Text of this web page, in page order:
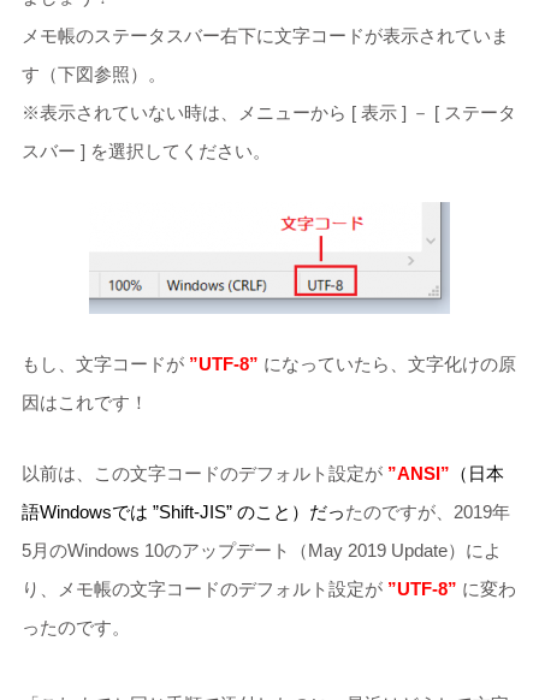
メモ帳のステータスバー右下に文字コードが表示されていま
す（下図参照）。
※表示されていない時は、メニューから [ 表示 ] － [ ステータ
スバー ] を選択してください。
もし、文字コードが ”UTF-8” になっていたら、文字化けの原
因はこれです！
以前は、この文字コードのデフォルト設定が ”ANSI” （日本
語Windowsでは ”Shift-JIS” のこと）だったのですが、2019年
5月のWindows 10のアップデート（May 2019 Update）によ
り、メモ帳の文字コードのデフォルト設定が ”UTF-8” に変わ
ったのです。